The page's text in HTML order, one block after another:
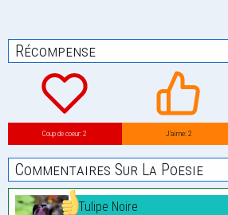
Récompense
Coup de coeur: 2 J’aime: 2
Commentaires Sur La Poesie
Tulipe Noire